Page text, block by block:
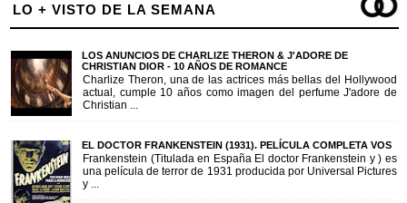
LO + VISTO DE LA SEMANA
LOS ANUNCIOS DE CHARLIZE THERON & J'ADORE DE
CHRISTIAN DIOR - 10 AÑOS DE ROMANCE
Charlize Theron, una de las actrices más bellas del Hollywood
actual, cumple 10 años como imagen del perfume J'adore de
Christian ...
EL DOCTOR FRANKENSTEIN (1931). PELÍCULA COMPLETA VOS
Frankenstein (Titulada en España El doctor Frankenstein y ) es
una película de terror de 1931 producida por Universal Pictures
y ...